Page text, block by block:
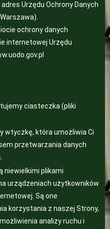
Urzędu Ochrony Danych
ochrony danych
internetowej Urzędu
ciasteczka (pliki
która umożliwia Ci
przetwarzania danych
plikami
urządzeniach użytkowników
Są one
korzystania z naszej Strony,
analizy ruchu i